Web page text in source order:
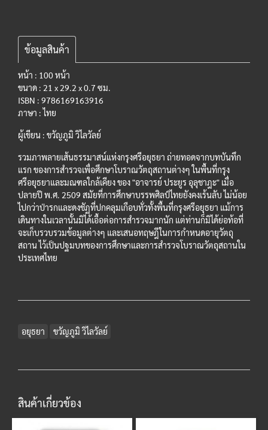
ข้อมูลสินค้า
หน้า : 100 หน้า
ขนาด : 21 x 29.2 x 0.7 ซม.
ISBN : 9786169163916
ภาษา : ไทย
ผู้เขียน : ขวัญภูมิ วิไลวัลย์
รวมภาพลายเส้นธรรมาสน์แห่งกรุงศรีอยุธยา ถ่ายทอดจากบทบันทึก
แรก ของการสำรวจเพื่อศึกษาโบราณวัตถุสถานต่างๆ ในพื้นที่กรุง
ศรีอยุธยาและมณฑลใกล้เคียง ของ "อาจารย์ ประยูร อุลุชาฎะ" เมื่อ
ปลายปี พ.ศ. 2509 สมัยที่การศึกษาบรรพศิลป์ไทยยังคงเร้นลับ ไม่น้อย
ไปกว่าป่ารกและดงชัฏที่ปกคลุมเกือบทั่วทั้งพื้นที่กรุงศรีอยุธยา แม้การ
เดินทางในเวลานั้นมิได้เอื้อต่อการสำรวจมากนัก แต่ท่านก็มิได้ย่อท้อที่
จะเก็บรวบรวมข้อมูลต่างๆ และเสนอทฤษฎีในการกำหนดอายุวัตถุ
สถาน ไว้เป็นปฐมบทของการศึกษาและการสำรวจโบราณวัตถุสถานใน
ประเทศไทย
อยุธยา ขวัญภูมิ วิไลวัลย์
สินค้าเกี่ยวข้อง